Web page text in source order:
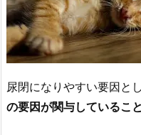
尿閉になりやすい要因と
の要因が関与しているこ